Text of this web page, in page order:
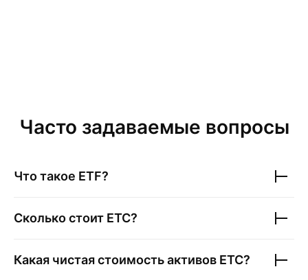
Часто задаваемые вопросы
Что такое ETF?
Сколько стоит ETC?
Какая чистая стоимость активов ETC?